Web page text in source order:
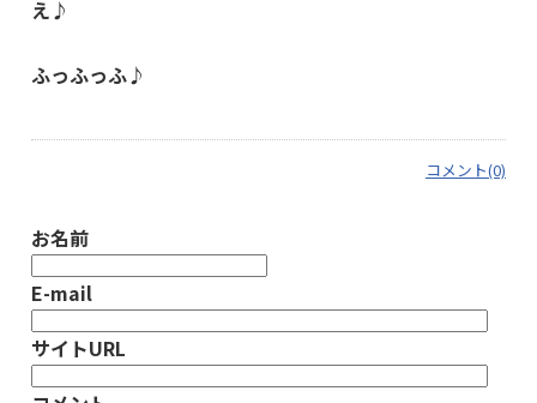
え♪
ふっふっふ♪
コメント(0)
お名前
E-mail
サイトURL